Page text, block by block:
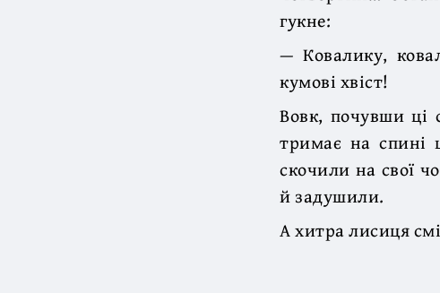
гукне:
— Ковалику,
кумові хвіст!
Вовк, почувши ці
тримає на спині
скочили на свої
й задушили.
А хитра лисиця